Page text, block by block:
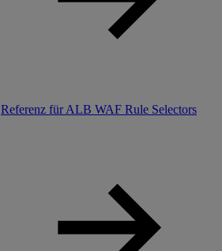
Referenz für ALB WAF Rule Selectors